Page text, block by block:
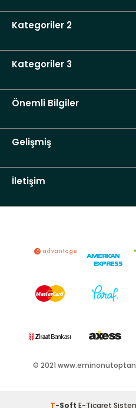
Kategoriler 2
Kategoriler 3
Önemli Bilgiler
Gelişmiş
İletişim
© 2021
T-Soft E-Ticaret